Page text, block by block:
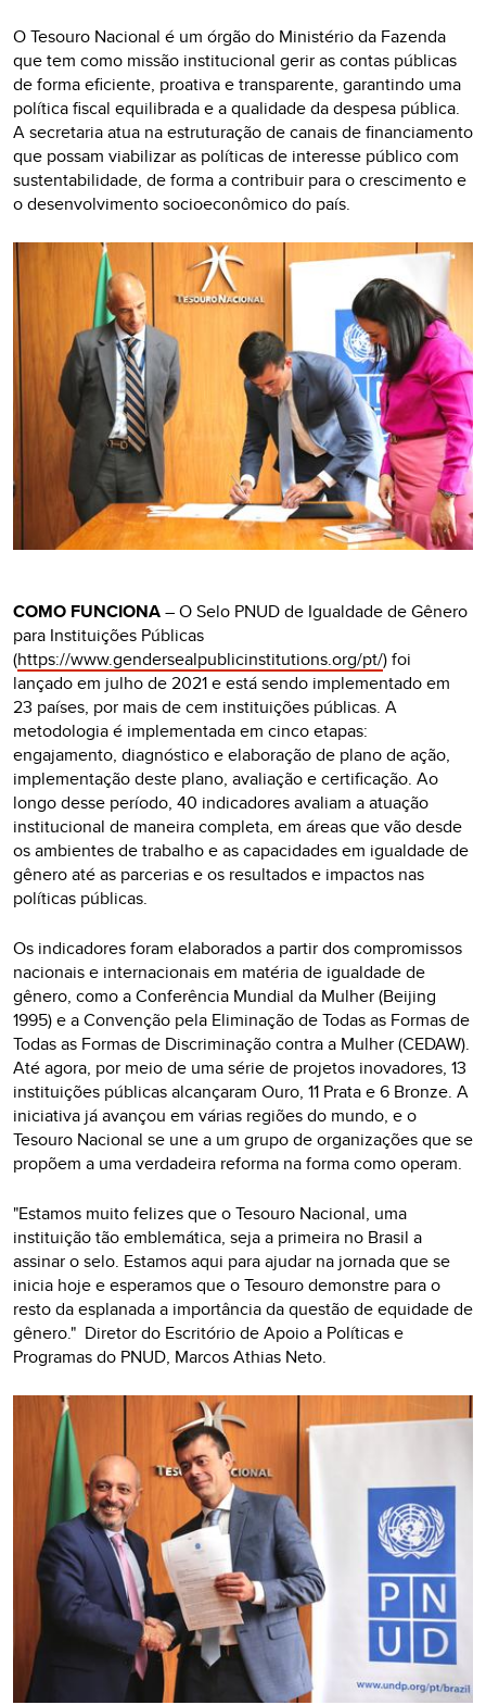
O Tesouro Nacional é um órgão do Ministério da Fazenda
que tem como missão institucional gerir as contas públicas
de forma eficiente, proativa e transparente, garantindo uma
política fiscal equilibrada e a qualidade da despesa pública.
A secretaria atua na estruturação de canais de financiamento
que possam viabilizar as políticas de interesse público com
sustentabilidade, de forma a contribuir para o crescimento e
o desenvolvimento socioeconômico do país.
COMO FUNCIONA– O Selo PNUD de Igualdade de Gênero
para Instituições Públicas
(https://www.gendersealpublicinstitutions.org/pt/) foi
lançado em julho de 2021 e está sendo implementado em
23 países, por mais de cem instituições públicas. A
metodologia é implementada em cinco etapas:
engajamento, diagnóstico e elaboração de plano de ação,
implementação deste plano, avaliação e certificação. Ao
longo desse período, 40 indicadores avaliam a atuação
institucional de maneira completa, em áreas que vão desde
os ambientes de trabalho e as capacidades em igualdade de
gênero até as parcerias e os resultados e impactos nas
políticas públicas.
Os indicadores foram elaborados a partir dos compromissos
nacionais e internacionais em matéria de igualdade de
gênero, como a Conferência Mundial da Mulher (Beijing
1995) e a Convenção pela Eliminação de Todas as Formas de
Todas as Formas de Discriminação contra a Mulher (CEDAW).
Até agora, por meio de uma série de projetos inovadores, 13
instituições públicas alcançaram Ouro, 11 Prata e 6 Bronze. A
iniciativa já avançou em várias regiões do mundo, e o
Tesouro Nacional se une a um grupo de organizações que se
propõem a uma verdadeira reforma na forma como operam.
"Estamos muito felizes que o Tesouro Nacional, uma
instituição tão emblemática, seja a primeira no Brasil a
assinar o selo. Estamos aqui para ajudar na jornada que se
inicia hoje e esperamos que o Tesouro demonstre para o
resto da esplanada a importância da questão de equidade de
gênero." Diretor do Escritório de Apoio a Políticas e
Programas do PNUD, Marcos Athias Neto.